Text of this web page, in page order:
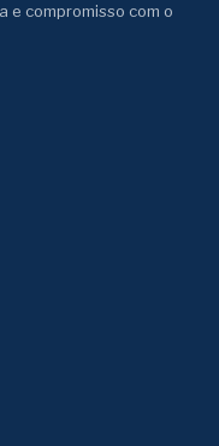
e compromisso com o